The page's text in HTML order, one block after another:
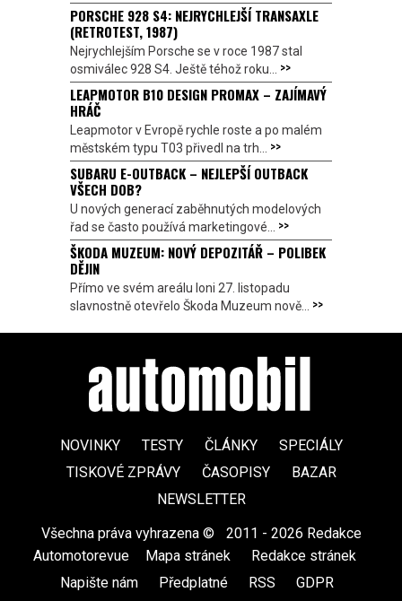
PORSCHE 928 S4: NEJRYCHLEJŠÍ TRANSAXLE
(RETROTEST, 1987)
Nejrychlejším Porsche se v roce 1987 stal
osmiválec 928 S4. Ještě téhož roku... >>
LEAPMOTOR B10 DESIGN PROMAX – ZAJÍMAVÝ
HRÁČ
Leapmotor v Evropě rychle roste a po malém
městském typu T03 přivedl na trh... >>
SUBARU E-OUTBACK – NEJLEPŠÍ OUTBACK
VŠECH DOB?
U nových generací zaběhnutých modelových
řad se často používá marketingové... >>
ŠKODA MUZEUM: NOVÝ DEPOZITÁŘ – POLIBEK
DĚJIN
Přímo ve svém areálu loni 27. listopadu
slavnostně otevřelo Škoda Muzeum nově... >>
NOVINKY TESTY ČLÁNKY
SPECIÁLY
TISKOVÉ ZPRÁVY
ČASOPISY
BAZAR
NEWSLETTER
Všechna práva vyhrazena ©
2011 - 2026 Redakce
Automotorevue
Mapa stránek Redakce stránek
Napište nám
Předplatné RSS GDPR